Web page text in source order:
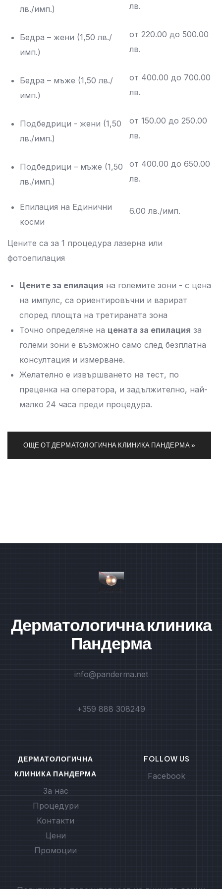
лв./имп.)
лв.
Бедра – жени (1,50 лв./
имп.)
от 220.00 до 500.00
лв.
Бедра – мъже (1,50 лв./
имп.)
от 400.00 до 700.00
лв.
Подбедрици - жени (1,50
лв./имп.)
от 150.00 до 250.00
лв.
Подбедрици – мъже (1,50
лв./имп.)
от 400.00 до 650.00
лв.
Епилация на Единични
косми
6.00 лв./имп.
Цените са за 1 процедура лазерна или
фотоепилация
Цените за епилация на големите зони - с цена
на импулс, са ориентировъчни и варират
според площта на третираната зона
Точно определяне на цената за епилация за
големи зони е възможно само след безплатна
консултация и измерване.
Желателно е извършването на тест, по
преценка на оператора, и задължително, най-
малко 24 часа преди процедура.
ОЩЕ ОТ ДЕРМАТОЛОГИЧНА КЛИНИКА ПАНДЕРМА »
Дерматологична клиника
Пандерма
info@panderma.net
+359 888 308249
ДЕРМАТОЛОГИЧНА
КЛИНИКА ПАНДЕРМА
За нас
Процедури
Контакти
Цени
Промоции
FOLLOW US
Facebook